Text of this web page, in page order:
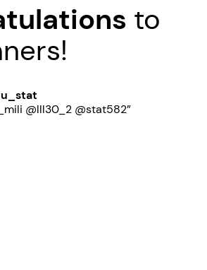
to
@lll30_2 @stat582”